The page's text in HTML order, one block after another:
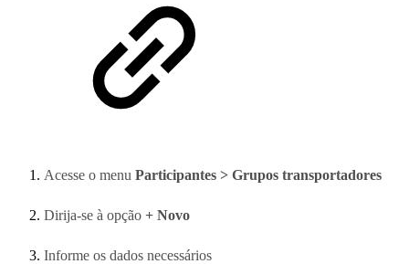
Acesse o menu Participantes > Grupos transportadores
Dirija-se à opção + Novo
Informe os dados necessários